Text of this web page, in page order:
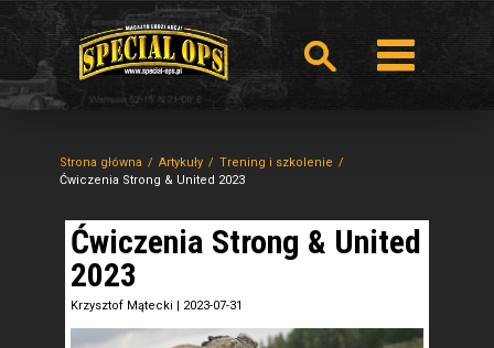
Strona główna Artykuły
Trening i szkolenie
Ćwiczenia Strong & United 2023
Ćwiczenia Strong & United
2023
Krzysztof Mątecki | 2023-07-31